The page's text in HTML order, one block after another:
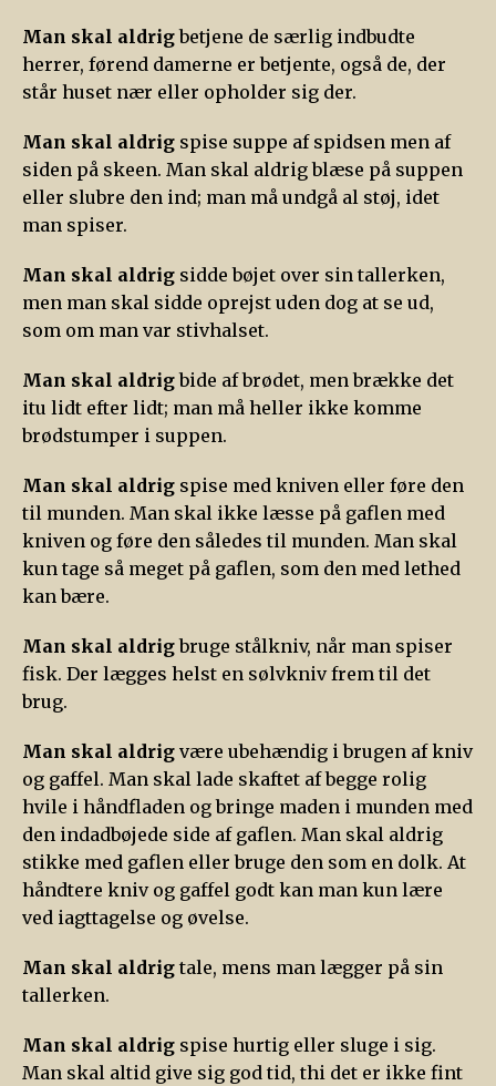
Man skal aldrigbetjene de særlig indbudte
herrer, førend damerne er betjente, også de, der
står huset nær eller opholder sig der.
Man skal aldrig spise suppe af spidsen men af
siden på skeen. Man skal aldrig blæse på suppen
eller slubre den ind; man må undgå al støj, idet
man spiser.
Man skal aldrig sidde bøjet over sin tallerken,
men man skal sidde oprejst uden dog at se ud,
som om man var stivhalset.
Man skal aldrigbide af brødet, men brække det
itu lidt efter lidt; man må heller ikke komme
brødstumper i suppen.
Man skal aldrig spise med kniven eller føre den
til munden. Man skal ikke læsse på gaflen med
kniven og føre den således til munden. Man skal
kun tage så meget på gaflen, som den med lethed
kan bære.
Man skal aldrigbruge stålkniv, når man spiser
fisk. Der lægges helst en sølvkniv frem til det
brug.
Man skal aldrig være ubehændig i brugen af kniv
og gaffel. Man skal lade skaftet af begge rolig
hvile i håndfladen og bringe maden i munden med
den indadbøjede side af gaflen. Man skal aldrig
stikke med gaflen eller bruge den som en dolk. At
håndtere kniv og gaffel godt kan man kun lære
ved iagttagelse og øvelse.
Man skal aldrig tale, mens man lægger på sin
tallerken.
Man skal aldrig spise hurtig eller sluge i sig.
Man skal altid give sig god tid, thi det er ikke fint